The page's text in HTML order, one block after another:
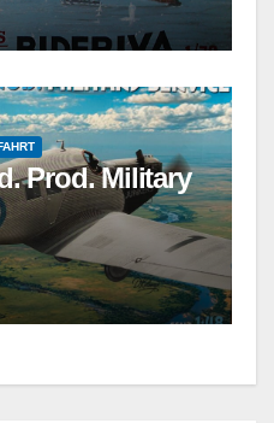
Prod. Military